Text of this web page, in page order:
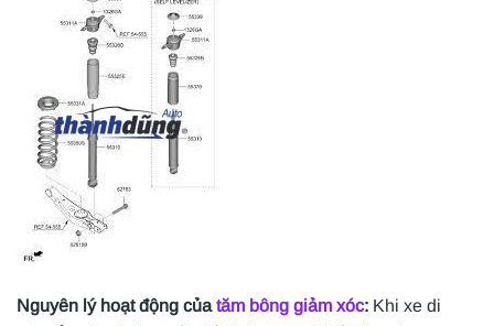
Nguyên lý hoạt động củatăm bông giảm xóc: Khi xe di